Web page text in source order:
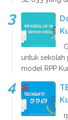
untuk sekolah
model RPP